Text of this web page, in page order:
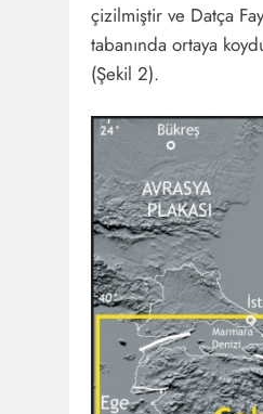
çizilmiştir ve Datça
tabanında ortaya
(Şekil 2).